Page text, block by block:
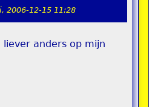
2006-12-15 11:28
anders op mijn